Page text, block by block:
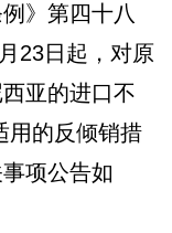
》第四十八
23日起，对原
亚的进口不
用的反倾销措
项公告如